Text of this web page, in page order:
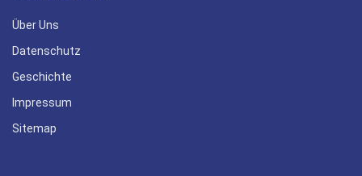
Über Uns
Datenschutz
Geschichte
Impressum
Sitemap